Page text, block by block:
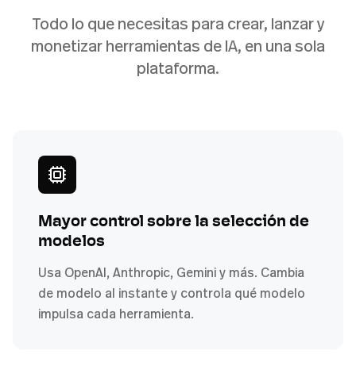
Todo lo que necesitas para crear, lanzar y
monetizar herramientas de IA, en una sola
plataforma.
Mayor control sobre la selección de
modelos
Usa OpenAI, Anthropic, Gemini y más. Cambia
de modelo al instante y controla qué modelo
impulsa cada herramienta.